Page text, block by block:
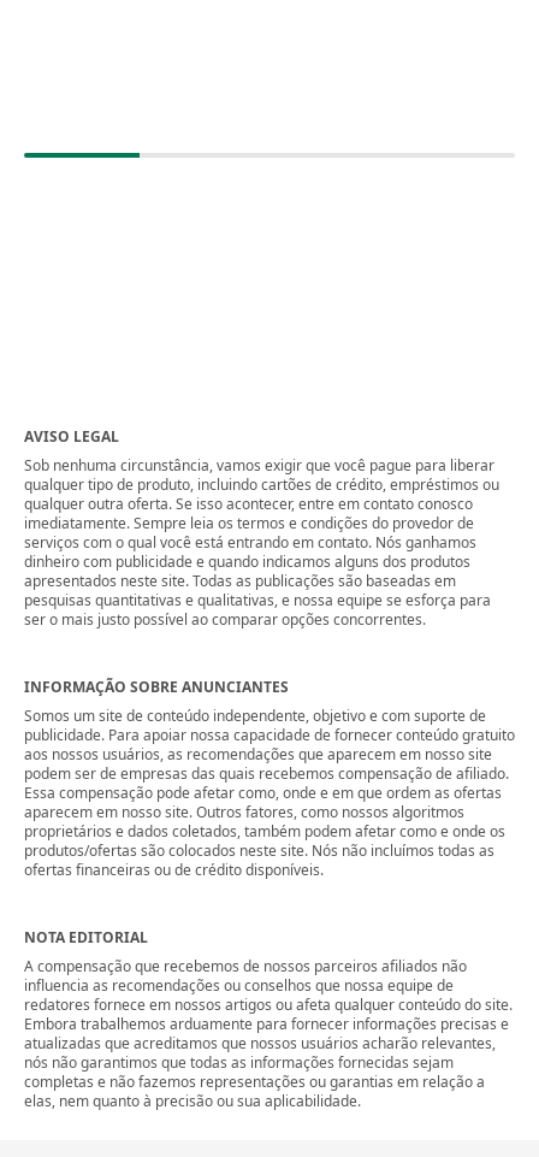
AVISO LEGAL
Sob nenhuma circunstância, vamos exigir que você pague para liberar
qualquer tipo de produto, incluindo cartões de crédito, empréstimos ou
qualquer outra oferta. Se isso acontecer, entre em contato conosco
imediatamente. Sempre leia os termos e condições do provedor de
serviços com o qual você está entrando em contato. Nós ganhamos
dinheiro com publicidade e quando indicamos alguns dos produtos
apresentados neste site. Todas as publicações são baseadas em
pesquisas quantitativas e qualitativas, e nossa equipe se esforça para
ser o mais justo possível ao comparar opções concorrentes.
INFORMAÇÃO SOBRE ANUNCIANTES
Somos um site de conteúdo independente, objetivo e com suporte de
publicidade. Para apoiar nossa capacidade de fornecer conteúdo gratuito
aos nossos usuários, as recomendações que aparecem em nosso site
podem ser de empresas das quais recebemos compensação de afiliado.
Essa compensação pode afetar como, onde e em que ordem as ofertas
aparecem em nosso site. Outros fatores, como nossos algoritmos
proprietários e dados coletados, também podem afetar como e onde os
produtos/ofertas são colocados neste site. Nós não incluímos todas as
ofertas financeiras ou de crédito disponíveis.
NOTA EDITORIAL
A compensação que recebemos de nossos parceiros afiliados não
influencia as recomendações ou conselhos que nossa equipe de
redatores fornece em nossos artigos ou afeta qualquer conteúdo do site.
Embora trabalhemos arduamente para fornecer informações precisas e
atualizadas que acreditamos que nossos usuários acharão relevantes,
nós não garantimos que todas as informações fornecidas sejam
completas e não fazemos representações ou garantias em relação a
elas, nem quanto à precisão ou sua aplicabilidade.